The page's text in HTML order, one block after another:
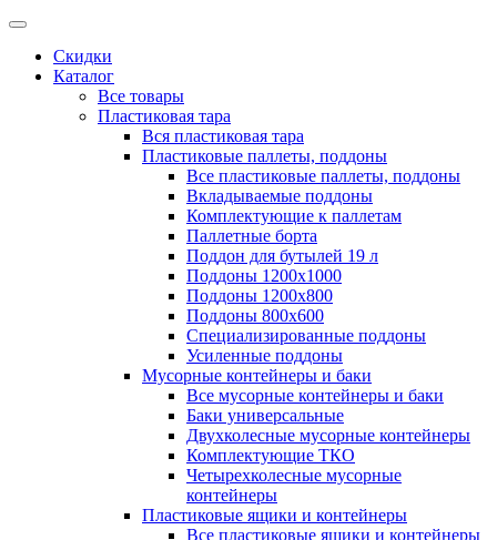
Скидки
Каталог
Все товары
Пластиковая тара
Вся пластиковая тара
Пластиковые паллеты, поддоны
Все пластиковые паллеты, поддоны
Вкладываемые поддоны
Комплектующие к паллетам
Паллетные борта
Поддон для бутылей 19 л
Поддоны 1200х1000
Поддоны 1200х800
Поддоны 800х600
Специализированные поддоны
Усиленные поддоны
Мусорные контейнеры и баки
Все мусорные контейнеры и баки
Баки универсальные
Двухколесные мусорные контейнеры
Комплектующие ТКО
Четырехколесные мусорные
контейнеры
Пластиковые ящики и контейнеры
Все пластиковые ящики и контейнеры